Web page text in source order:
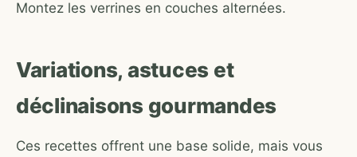
Montez les verrines en couches alternées.
Variations, astuces et
déclinaisons gourmandes
Ces recettes offrent une base solide, mais vous